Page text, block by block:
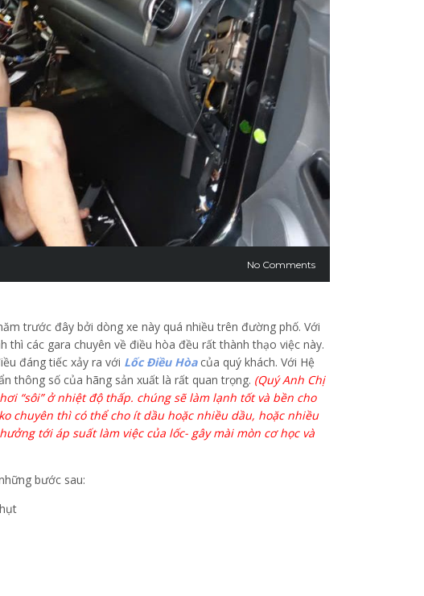
No Comments
trước đây bởi dòng xe này quá nhiều trên đường phố. Với
thì các gara chuyên về điều hòa đều rất thành thạo việc này.
đáng tiếc xảy ra với Lốc Điều Hòa của quý khách. Với Hệ
thông số của hãng sản xuất là rất quan trọng. (Quý Anh Chị
“sôi” ở nhiệt độ thấp. chúng sẽ làm lạnh tốt và bền cho
chuyên thì có thể cho ít dầu hoặc nhiều dầu, hoặc nhiều
tới áp suất làm việc của lốc- gây mài mòn cơ học và
bước sau: